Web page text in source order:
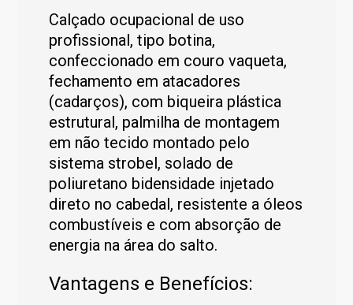
Calçado ocupacional de uso
profissional, tipo botina,
confeccionado em couro vaqueta,
fechamento em atacadores
(cadarços), com biqueira plástica
estrutural, palmilha de montagem
em não tecido montado pelo
sistema strobel, solado de
poliuretano bidensidade injetado
direto no cabedal, resistente a óleos
combustíveis e com absorção de
energia na área do salto.
Vantagens e Benefícios: